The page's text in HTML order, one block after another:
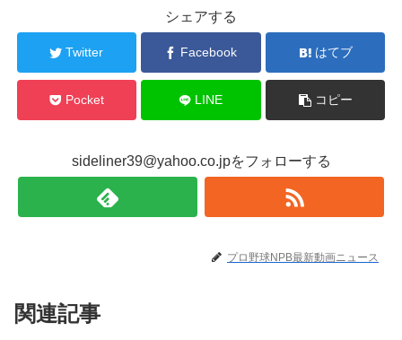
シェアする
Twitter Facebook はてブ
Pocket LINE コピー
sideliner39@yahoo.co.jpをフォローする
プロ野球NPB最新動画ニュース
関連記事